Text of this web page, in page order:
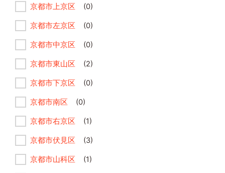
京都市上京区 (0)
京都市左京区 (0)
京都市中京区 (0)
京都市東山区 (2)
京都市下京区 (0)
京都市南区 (0)
京都市右京区 (1)
京都市伏見区 (3)
京都市山科区 (1)